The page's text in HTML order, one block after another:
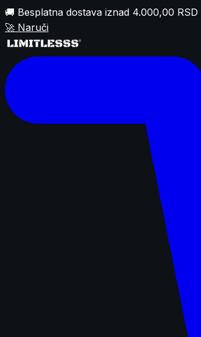
🚚 Besplatna dostava iznad 4.000,00
🚀 Naruči